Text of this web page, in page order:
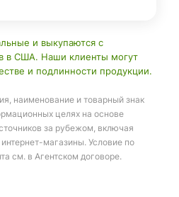
и выкупаются с
в США. Наши клиенты могут
и подлинности продукции.
наименование и товарный знак
целях на основе
за рубежом, включая
магазины. Условие по
см. в Агентском договоре.